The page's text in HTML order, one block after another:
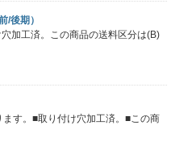
/後期）
加工済。この商品の送料区分は(B)
す。■取り付け穴加工済。■この商